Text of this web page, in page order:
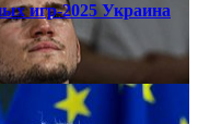
игр-2025 Украина